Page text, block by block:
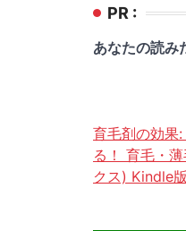
PR :
あなたの読み
育毛剤の効果
る！ 育毛・
クス) Kindle版